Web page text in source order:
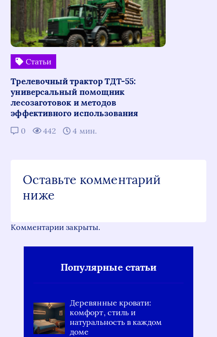
Статьи
Трелевочный трактор ТДТ-55:
универсальный помощник
лесозаготовок и методов
эффективного использования
0 442 4 мин.
Оставьте комментарий
ниже
Комментарии закрыты.
Популярные статьи
Деревянные кровати:
комфорт, стиль и
натуральность в каждом
доме